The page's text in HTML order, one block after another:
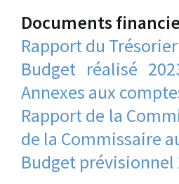
Documents
Rapport du Trésorier
Budget réalisé
Annexes aux
Rapport de la
de la Commissaire
Budget prévisionnel